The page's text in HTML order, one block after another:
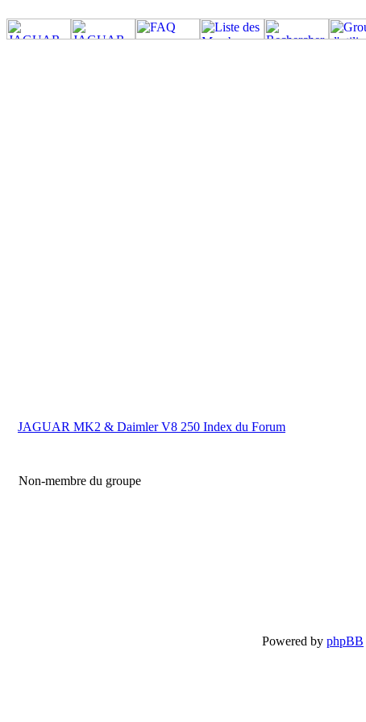
JAGUAR MK2 & Daimler V8 250 Index du Forum
Non-membre du groupe
Powered by phpBB